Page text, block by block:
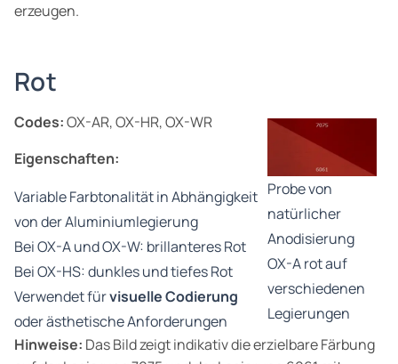
erzeugen.
Rot
Probe von
natürlicher
Anodisierung
OX-A rot auf
verschiedenen
Legierungen
Codes:OX-AR, OX-HR, OX-WR
Eigenschaften:
Variable Farbtonalität in Abhängigkeit
von der Aluminiumlegierung
Bei OX-A und OX-W: brillanteres Rot
Bei OX-HS: dunkles und tiefes Rot
Verwendet fürvisuelle Codierung
oder ästhetische Anforderungen
Hinweise: Das Bild zeigt indikativ die erzielbare Färbung